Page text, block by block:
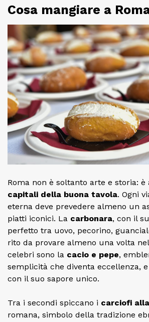
Cosa mangiare a
Roma non è soltanto arte e storia: è
capitali della buona tavola. Ogni
eterna deve prevedere almeno un
piatti iconici. La carbonara, con il
perfetto tra uovo, pecorino,
rito da provare almeno una volta
celebri sono la cacio e pepe,
semplicità che diventa eccellenza, e
con il suo sapore unico.
Tra i secondi spiccano i carciofi
romana, simbolo della tradizione